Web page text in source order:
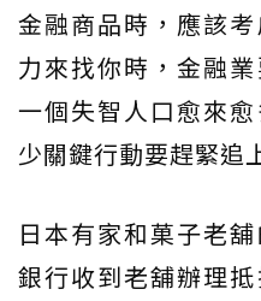
金融商品時，應該
力來找你時，金融
一個失智人口愈來
少關鍵行動要趕緊追
日本有家和菓子老
銀行收到老舖辦理